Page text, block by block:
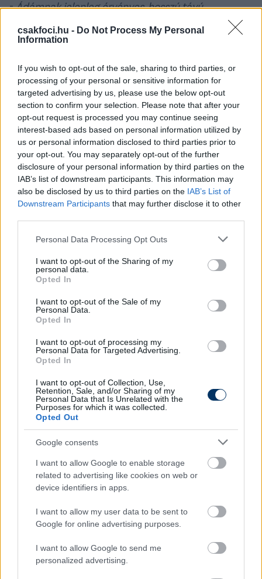
csakfoci.hu - Do Not Process My Personal
Information
If you wish to opt-out of the sale, sharing to third parties, or
processing of your personal or sensitive information for
targeted advertising by us, please use the below opt-out
section to confirm your selection. Please note that after your
opt-out request is processed you may continue seeing
interest-based ads based on personal information utilized by
us or personal information disclosed to third parties prior to
your opt-out. You may separately opt-out of the further
disclosure of your personal information by third parties on the
IAB’s list of downstream participants. This information may
also be disclosed by us to third parties on the IAB’s List of
Downstream Participants that may further disclose it to other
Please note that this website/app uses one or more Google
not limited to your visit or usage behaviour. You may click to
grant or deny consent to Google and its third-party tags to
use your data for below specified purposes in below Google
consent section.
Personal Data Processing Opt Outs
I want to opt-out of the Sharing of my
personal data.
Opted In
I want to opt-out of the Sale of my
Personal Data.
Opted In
I want to opt-out of processing my
Personal Data for Targeted Advertising.
Opted In
I want to opt-out of Collection, Use,
Retention, Sale, and/or Sharing of my
Personal Data that Is Unrelated with the
Purposes for which it was collected.
Opted Out
Google consents
I want to allow Google to enable storage
related to advertising like cookies on web or
device identifiers in apps.
I want to allow my user data to be sent to
Google for online advertising purposes.
I want to allow Google to send me
personalized advertising.
-Ádámnak jelenleg érvényes, hosszú távú
természetesen minden érdeklődést és megkeresést
tervei között nem szerepel, hogy az orosz
bajnokságba igazolna.
Nagy - aki 2019 nyarán igazolt az angolokhoz -
hosszú hetek óta remek formában játszik mind
klub-, mind válogatott szinten. Az utóbbi időben
nyújtott teljesítménye rendkívül pozitív megítélést
váltott ki a drukkerek reakciójából, akik a különböző
szigetországi fórumokon aggodalommal reagáltak
arra a hírre, miszerint az orosz együttes érdeklődik
iránta.
Afootballleagueworld.co.ukcikke kiemeli:
a 44-szeres magyar válogatott középpályás
dinamizmusa és energiaszintje a pálya közepén
nyújtott teljesítményén meglátszódik, rendre a
csapat jó teljesítményével is párosul, ami az
eredményekben is megmutatkozik.
Az esetleges csapatváltással kapcsolatban számos
(angol) drukker úgy gondolja, hiba lenne elengedni a
magyar légióst, néhányan már kampányt indítottak
azért, hogy a Bristol City ne kövessen el hibát.
Ezekből idézünk az alábbiakban.
Válogatás a szurkolói reakciókból:
Mondjátok meg az oroszoknak, hogy kopjanak le
róla! Egyike a nagyon következetes játékosainknak!
Könyörgök, ne kövessétek el ezt a hibát!